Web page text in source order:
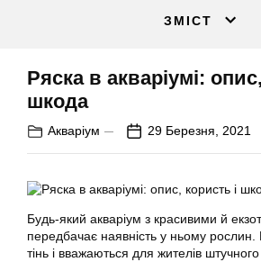
ЗМІСТ
Ряска в акваріумі:
шкода
Акваріум 29 Березня, 2021
Будь-який акваріум з красивими й
передбачає наявність у ньому
тінь і вважаються для жителів